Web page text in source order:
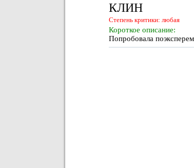
КЛИН
Степень критики: любая
Короткое описание:
Попробовала